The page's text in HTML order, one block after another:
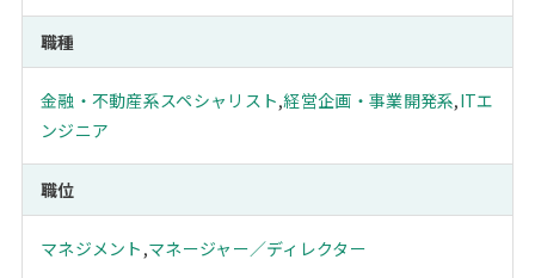
職種
金融・不動産系スペシャリスト,経営企画・事業開発系,ITエ
ンジニア
職位
マネジメント ,マネージャー／ディレクター